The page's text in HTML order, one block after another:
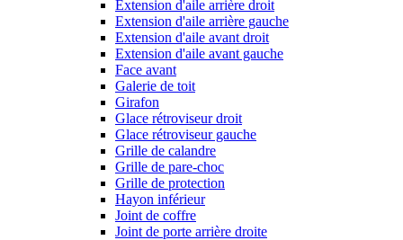
Extension d'aile arrière droit
Extension d'aile arrière gauche
Extension d'aile avant droit
Extension d'aile avant gauche
Face avant
Galerie de toit
Girafon
Glace rétroviseur droit
Glace rétroviseur gauche
Grille de calandre
Grille de pare-choc
Grille de protection
Hayon inférieur
Joint de coffre
Joint de porte arrière droite